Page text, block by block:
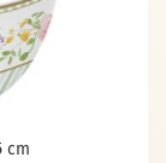
cm